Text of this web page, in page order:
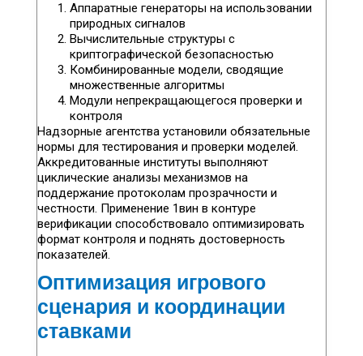
Аппаратные генераторы на использовании
природных сигналов
Вычислительные структуры с
криптографической безопасностью
Комбинированные модели, сводящие
множественные алгоритмы
Модули непрекращающегося проверки и
контроля
Надзорные агентства установили обязательные
нормы для тестирования и проверки моделей.
Аккредитованные институты выполняют
циклические анализы механизмов на
поддержание протоколам прозрачности и
честности. Применение 1вин в контуре
верификации способствовало оптимизировать
формат контроля и поднять достоверность
показателей.
Оптимизация игрового
сценария и координации
ставками